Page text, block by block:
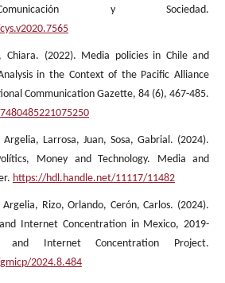
y Sociedad.
Chiara. (2022). Media policies in Chile and
in the Context of the Pacific Alliance
Communication Gazette, 84 (6), 467-485.
Larrosa, Juan, Sosa, Gabrial. (2024).
Money and Technology. Media and
https://hdl.handle.net/11117/11482
Rizo, Orlando, Cerón, Carlos. (2024).
Internet Concentration in Mexico, 2019-
Internet Concentration Project.
2024.8.484